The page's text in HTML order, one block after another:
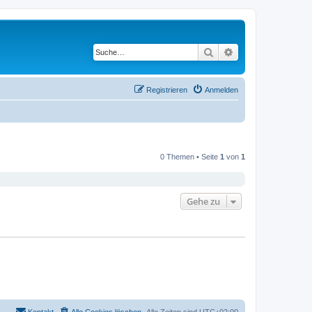
Suche
Anmelden
Registrieren
0 Themen • Seite 1 von 1
Gehe zu